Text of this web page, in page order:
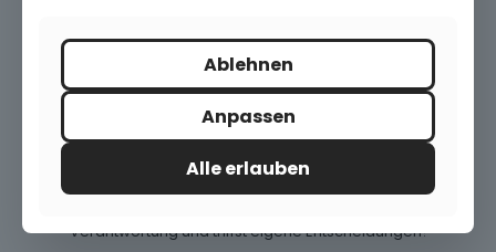
TAGBACK Team - Dein Team?
Wir sind ein junges IT-Team und wissen unsere Startup-
Atmosphäre zu schätzen! Du möchtest wissen, ob du in
Verantwortung und triffst eigene Entscheidungen?
Ablehnen
Anpassen
Alle erlauben